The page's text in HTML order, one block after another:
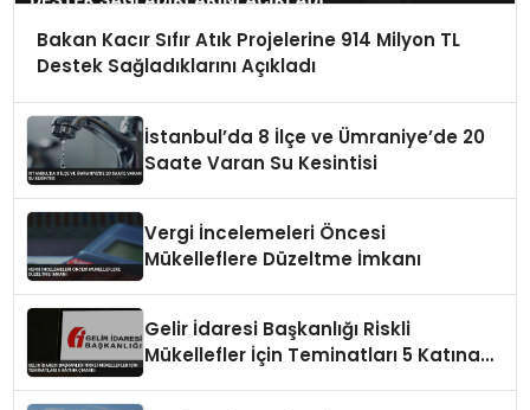
Bakan Kacır Sıfır Atık Projelerine 914 Milyon TL
Destek Sağladıklarını Açıkladı
İstanbul’da 8 İlçe ve Ümraniye’de 20
Saate Varan Su Kesintisi
Vergi İncelemeleri Öncesi
Mükelleflere Düzeltme İmkanı
Gelir İdaresi Başkanlığı Riskli
Mükellefler İçin Teminatları 5 Katına